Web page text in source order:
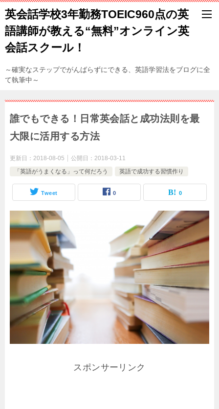
英会話学校3年勤務TOEIC960点の英
語講師が教える“無料”オンライン英
会話スクール！
～確実なステップでがんばらずにできる、英語学習法をブログに全
て執筆中～
誰でもできる！日常英会話と成功法則を最
大限に活用する方法
更新日： 2018-08-05 公開日： 2018-03-11
「英語がうまくなる」って何だろう
英語で成功する習慣作り
Tweet 0 0
スポンサーリンク